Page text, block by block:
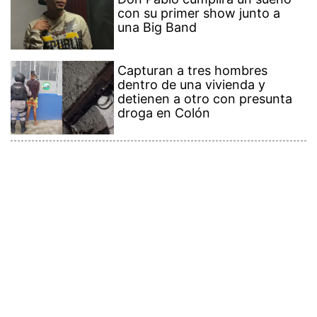
con su primer show junto a
una Big Band
Capturan a tres hombres
dentro de una vivienda y
detienen a otro con presunta
droga en Colón